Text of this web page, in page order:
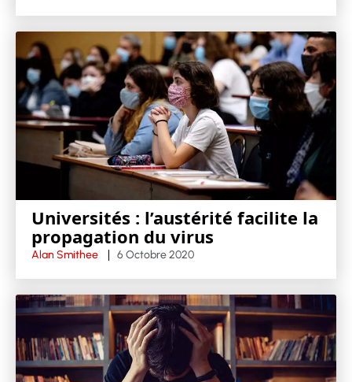
Universités : l’austérité facilite la
propagation du virus
Alan Smithee 6 Octobre 2020